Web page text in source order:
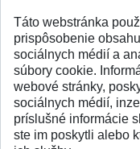
Táto webstránka
prispôsobenie
sociálnych médií a
súbory cookie.
webové stránky,
sociálnych médií,
príslušné informácie
ste im poskytli alebo